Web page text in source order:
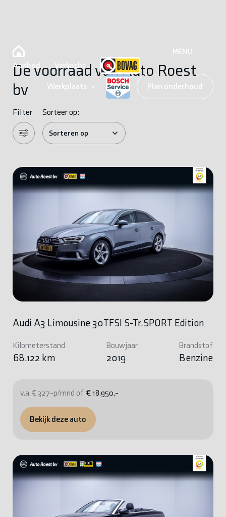
Aanbod Verkocht
Werkplaats Plan onderhoud
MENU
De voorraad van Auto Roest
bv
Filter Sorteer op:
Audi A3 Limousine 30TFSI S-Tr.SPORT Edition
Kilometerstand
68.122 km
Bouwjaar
2019
Brandstof
Benzine
v.a. € 327-p/mnd of € 18.950,-
Bekijk deze auto